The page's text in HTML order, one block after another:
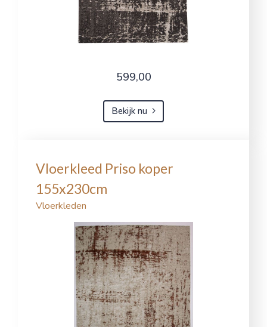
599,00
Bekijk nu
Vloerkleed Priso koper
155x230cm
Vloerkleden